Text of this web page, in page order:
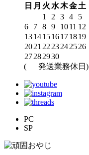
日 月 火 水木金土
1
2 3 4
5
6
7 8 9 1011 12
13141516171819
2021 22 23242526
27282930
(
発送業務休日)
PC
SP